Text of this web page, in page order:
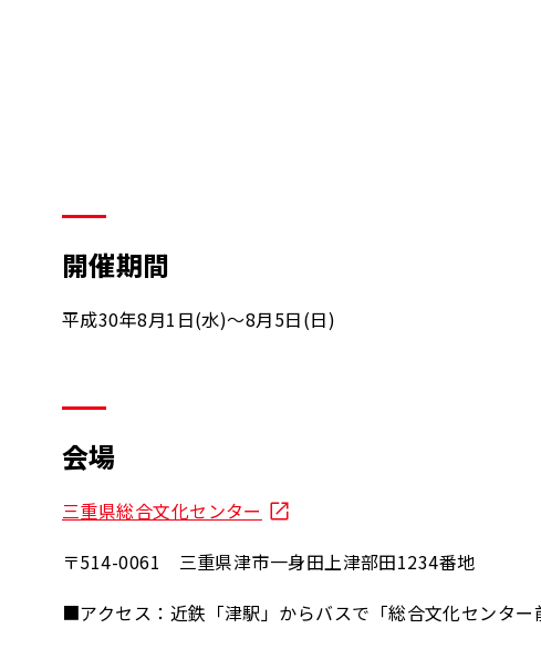
開催期間
平成30年8月1日(水)～8月5日(日)
会場
三重県総合文化センター
〒514-0061 三重県津市一身田上津部田1234番地
■アクセス：近鉄「津駅」からバスで「総合文化センタ